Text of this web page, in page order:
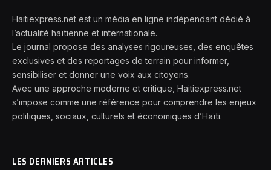
Haitiexpress.net est un média en ligne indépendant dédié à
l’actualité haïtienne et internationale.
Le journal propose des analyses rigoureuses, des enquêtes
exclusives et des reportages de terrain pour informer,
sensibiliser et donner une voix aux citoyens.
Avec une approche moderne et critique, Haitiexpress.net
s’impose comme une référence pour comprendre les enjeux
politiques, sociaux, culturels et économiques d’Haïti.
LES DERNIERS ARTICLES